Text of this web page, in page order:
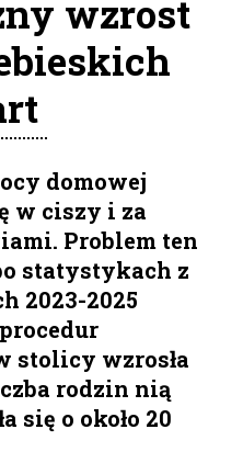
wzrost
domowej
w ciszy i za
Problem ten
statystykach z
2023-2025
stolicy wzrosła
rodzin nią
się o około 20